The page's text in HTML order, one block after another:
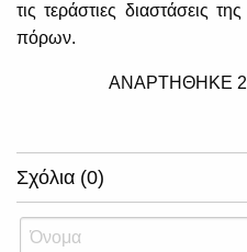
τις τεράστιες διαστάσεις
πόρων.
ΑΝΑΡΤΗΘΗΚΕ
Σχόλια (0)